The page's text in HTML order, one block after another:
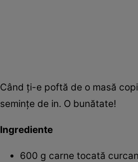
Când ţi-e poftă de o masă
seminţe de in. O bunătate!
Ingrediente
600 g carne tocată curcan